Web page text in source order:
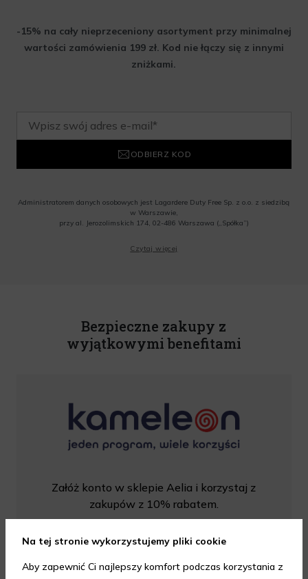
-15% na cały nieprzeceniony asortyment przy minimalnej
wartości zamówienia 199 zł. Kod nie łączy się z innymi
zniżkami.
ODBIERZ KOD
Administratorem danych osobowych jest Lagardere Duty Free Sp. z o.o. z siedzibą
w Warszawie,
przy al. Jerozolimskich 174, 02-486 Warszawa („Spółka”)
o.o. informacji handlowych, w tym newslettera, informacji o promocjach i
Czytaj więcej
Bezpieczne zakupy z
wyjątkowymi benefitami
Załóż konto w sklepie Aelia i korzystaj z
zakupów z 10% rabatem.
DOWIEDZ SIĘ WIĘCEJ
Na tej stronie wykorzystujemy pliki cookie
Aby zapewnić Ci najlepszy komfort podczas korzystania z